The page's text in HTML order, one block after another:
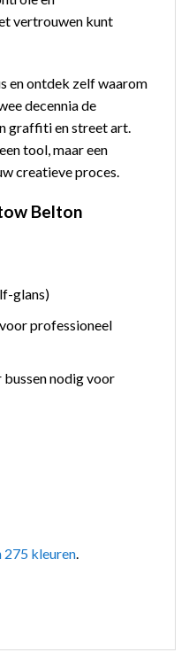
vertrouwen kunt
en ontdek zelf waarom
decennia de
graffiti en street art.
tool, maar een
creatieve proces.
Belton
glans)
professioneel
nodig voor
275 kleuren.